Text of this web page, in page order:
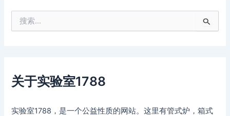
关于实验室1788
实验室1788，是一个公益性质的网站。这里有管式炉，箱式